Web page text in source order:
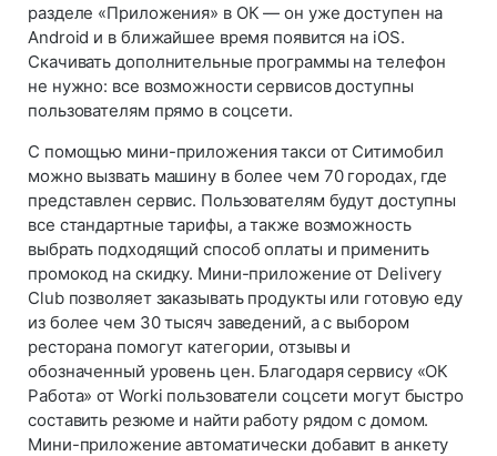
разделе «Приложения» в ОК — он уже доступен на
Android и в ближайшее время появится на iOS.
Скачивать дополнительные программы на телефон
не нужно: все возможности сервисов доступны
пользователям прямо в соцсети.
С помощью мини-приложения такси от Ситимобил
можно вызвать машину в более чем 70 городах, где
представлен сервис. Пользователям будут доступны
все стандартные тарифы, а также возможность
выбрать подходящий способ оплаты и применить
промокод на скидку. Мини-приложение от Delivery
Club позволяет заказывать продукты или готовую еду
из более чем 30 тысяч заведений, а с выбором
ресторана помогут категории, отзывы и
обозначенный уровень цен. Благодаря сервису «ОК
Работа» от Worki пользователи соцсети могут быстро
составить резюме и найти работу рядом с домом.
Мини-приложение автоматически добавит в анкету